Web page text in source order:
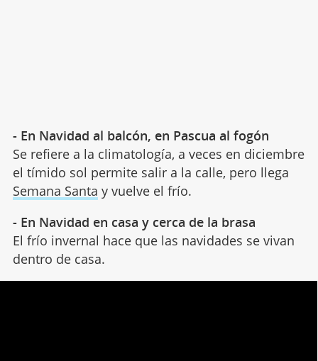
- En Navidad al balcón, en Pascua al fogón
Se refiere a la climatología, a veces en diciembre
el tímido sol permite salir a la calle, pero llega
Semana Santa y vuelve el frío.
- En Navidad en casa y cerca de la brasa
El frío invernal hace que las navidades se vivan
dentro de casa.